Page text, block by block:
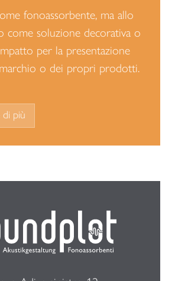
fonoassorbente, ma allo
come soluzione decorativa o
per la presentazione
o dei propri prodotti.
di più